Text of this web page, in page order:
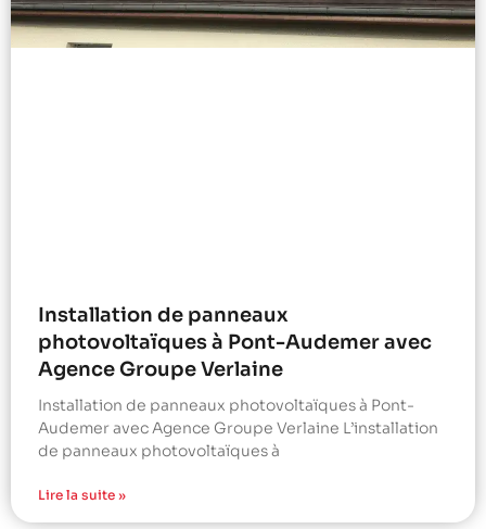
Installation de panneaux
photovoltaïques à Pont-Audemer avec
Agence Groupe Verlaine
Installation de panneaux photovoltaïques à Pont-
Audemer avec Agence Groupe Verlaine L’installation
de panneaux photovoltaïques à
Lire la suite »